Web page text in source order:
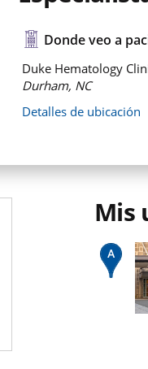
Donde veo a
Duke Hematology
Durham, NC
Detalles de ubicación
Mis